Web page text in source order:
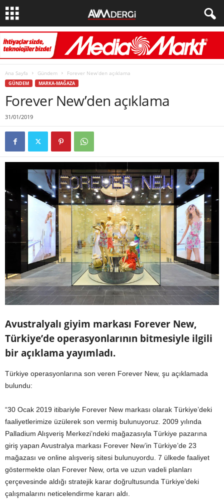
Ana Sayfa Gündem Forever New’den açıklama
GÜNDEM MARKA-MAĞAZA
Forever New’den açıklama
31/01/2019
Avustralyalı giyim markası Forever New,
Türkiye’de operasyonlarının bitmesiyle ilgili
bir açıklama yayımladı.
Türkiye operasyonlarına son veren Forever New, şu açıklamada
bulundu:
“30 Ocak 2019 itibariyle Forever New markası olarak Türkiye’deki
faaliyetlerimize üzülerek son vermiş bulunuyoruz. 2009 yılında
Palladium Alışveriş Merkezi’ndeki mağazasıyla Türkiye pazarına
giriş yapan Avustralya markası Forever New’in Türkiye’de 23
mağazası ve online alışveriş sitesi bulunuyordu. 7 ülkede faaliyet
göstermekte olan Forever New, orta ve uzun vadeli planları
çerçevesinde aldığı stratejik karar doğrultusunda Türkiye’deki
çalışmalarını neticelendirme kararı aldı.